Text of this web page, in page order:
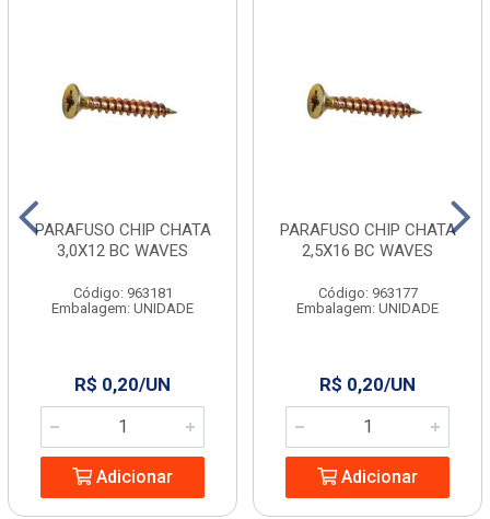
PARAFUSO CHIP CHATA
3,0X12 BC WAVES
Código: 963181
Embalagem: UNIDADE
R$ 0,20/UN
Adicionar
PARAFUSO CHIP CHATA
2,5X16 BC WAVES
Código: 963177
Embalagem: UNIDADE
R$ 0,20/UN
Adicionar